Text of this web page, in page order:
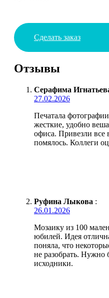
Сделать заказ
Отзывы
Серафима
27.02.2026
Печатала
жесткие, удобно
офиса. Привезли все
помялось. Коллеги
Руфина Лыкова :
26.01.2026
Мозаику из 100
юбилей. Идея
поняла, что
не разобрать. Нужно
исходники.